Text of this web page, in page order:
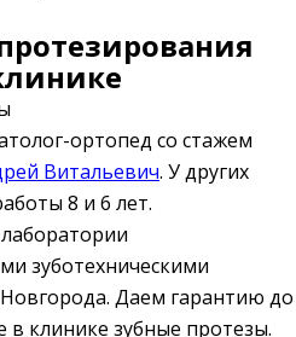
ортопед со стажем
Витальевич. У других
8 и 6 лет.
зуботехническими
Даем гарантию до
в клинике зубные протезы.